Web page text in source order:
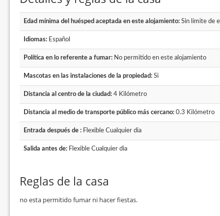
Edad mínima del huésped aceptada en este alojamiento: Sin límite de
Idiomas: Español
Política en lo referente a fumar: No permitido en este alojamiento
Mascotas en las instalaciones de la propiedad: Si
Distancia al centro de la ciudad: 4 Kilómetro
Distancia al medio de transporte público más cercano: 0.3 Kilómetro
Entrada después de : Flexible Cualquier dia
Salida antes de: Flexible Cualquier dia
Reglas de la casa
no esta permitido fumar ni hacer fiestas.